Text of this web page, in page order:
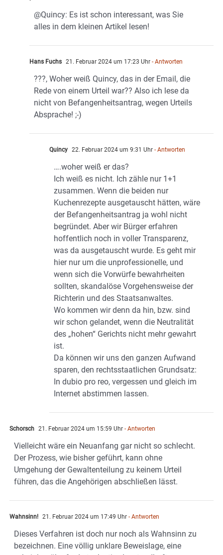
@Quincy: Es ist schon interessant, was Sie
alles in dem kleinen Artikel lesen!
Hans Fuchs 21. Februar 2024 um 17:23 Uhr - Antworten
???, Woher weiß Quincy, das in der Email, die
Rede von einem Urteil war?? Also ich lese da
nicht von Befangenheitsantrag, wegen Urteils
Absprache! ;-)
Quincy 22. Februar 2024 um 9:31 Uhr - Antworten
….woher weiß er das?
Ich weiß es nicht. Ich zähle nur 1+1
zusammen. Wenn die beiden nur
Kuchenrezepte ausgetauscht hätten, wäre
der Befangenheitsantrag ja wohl nicht
begründet. Aber wir Bürger erfahren
hoffentlich noch in voller Transparenz,
was da ausgetauscht wurde. Es geht mir
hier nur um die unprofessionelle, und
wenn sich die Vorwürfe bewahrheiten
sollten, skandalöse Vorgehensweise der
Richterin und des Staatsanwaltes.
Wo kommen wir denn da hin, bzw. sind
wir schon gelandet, wenn die Neutralität
des „hohen“ Gerichts nicht mehr gewahrt
ist.
Da können wir uns den ganzen Aufwand
sparen, den rechtsstaatlichen Grundsatz:
In dubio pro reo, vergessen und gleich im
Internet abstimmen lassen.
Schorsch 21. Februar 2024 um 15:59 Uhr - Antworten
Vielleicht wäre ein Neuanfang gar nicht so schlecht.
Der Prozess, wie bisher geführt, kann ohne
Umgehung der Gewaltenteilung zu keinem Urteil
führen, das die Angehörigen abschließen lässt.
Wahnsinn! 21. Februar 2024 um 17:49 Uhr - Antworten
Dieses Verfahren ist doch nur noch als Wahnsinn zu
bezeichnen. Eine völlig unklare Beweislage, eine